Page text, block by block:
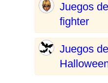
Juegos
fighter
Juegos de